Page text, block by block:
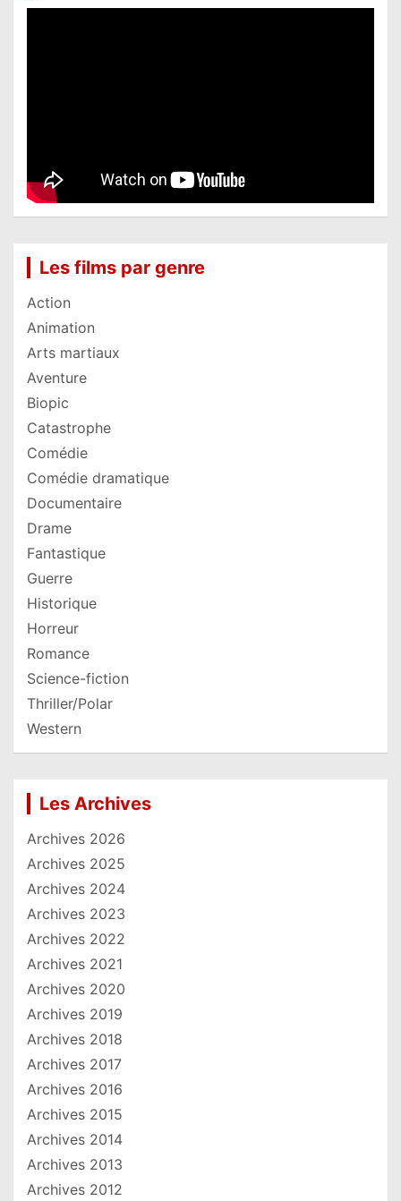
Les films par genre
Action
Animation
Arts martiaux
Aventure
Biopic
Catastrophe
Comédie
Comédie dramatique
Documentaire
Drame
Fantastique
Guerre
Historique
Horreur
Romance
Science-fiction
Thriller/Polar
Western
Les Archives
Archives 2026
Archives 2025
Archives 2024
Archives 2023
Archives 2022
Archives 2021
Archives 2020
Archives 2019
Archives 2018
Archives 2017
Archives 2016
Archives 2015
Archives 2014
Archives 2013
Archives 2012